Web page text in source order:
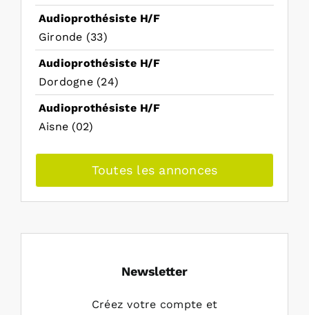
Audioprothésiste H/F
Gironde (33)
Audioprothésiste H/F
Dordogne (24)
Audioprothésiste H/F
Aisne (02)
Toutes les annonces
Newsletter
Créez votre compte et